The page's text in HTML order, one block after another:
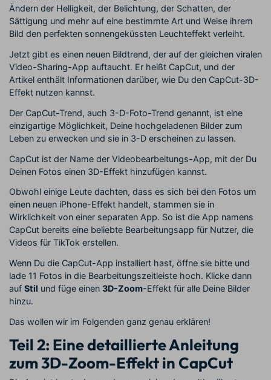
Ändern der Helligkeit, der Belichtung, der Schatten, der
Sättigung und mehr auf eine bestimmte Art und Weise ihrem
Bild den perfekten sonnengeküssten Leuchteffekt verleiht.
Jetzt gibt es einen neuen Bildtrend, der auf der gleichen viralen
Video-Sharing-App auftaucht. Er heißt CapCut, und der
Artikel enthält Informationen darüber, wie Du den CapCut-3D-
Effekt nutzen kannst.
Der CapCut-Trend, auch 3-D-Foto-Trend genannt, ist eine
einzigartige Möglichkeit, Deine hochgeladenen Bilder zum
Leben zu erwecken und sie in 3-D erscheinen zu lassen.
CapCut ist der Name der Videobearbeitungs-App, mit der Du
Deinen Fotos einen 3D-Effekt hinzufügen kannst.
Obwohl einige Leute dachten, dass es sich bei den Fotos um
einen neuen iPhone-Effekt handelt, stammen sie in
Wirklichkeit von einer separaten App. So ist die App namens
CapCut bereits eine beliebte Bearbeitungsapp für Nutzer, die
Videos für TikTok erstellen.
Wenn Du die CapCut-App installiert hast, öffne sie bitte und
lade 11 Fotos in die Bearbeitungszeitleiste hoch. Klicke dann
auf Stil und füge einen 3D-Zoom-Effekt für alle Deine Bilder
hinzu.
Das wollen wir im Folgenden ganz genau erklären!
Teil 2: Eine detaillierte Anleitung
zum 3D-Zoom-Effekt in CapCut